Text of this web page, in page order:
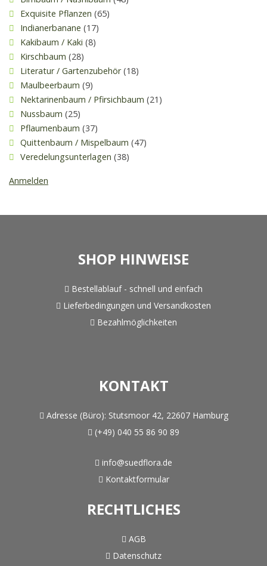
Exquisite Pflanzen (65)
Indianerbanane (17)
Kakibaum / Kaki (8)
Kirschbaum (28)
Literatur / Gartenzubehör (18)
Maulbeerbaum (9)
Nektarinenbaum / Pfirsichbaum (21)
Nussbaum (25)
Pflaumenbaum (37)
Quittenbaum / Mispelbaum (47)
Veredelungsunterlagen (38)
Anmelden
SHOP HINWEISE
Bestellablauf - schnell und einfach
Lieferbedingungen und Versandkosten
Bezahlmöglichkeiten
KONTAKT
Adresse (Büro): Stutsmoor 42, 22607 Hamburg
(+49) 040 55 86 90 89
info@suedflora.de
Kontaktformular
RECHTLICHES
AGB
Datenschutz